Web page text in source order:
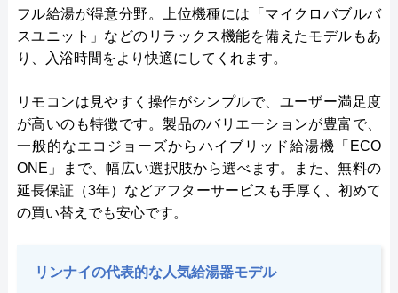
フル給湯が得意分野。上位機種には「マイクロバブルバ
スユニット」などのリラックス機能を備えたモデルもあ
り、入浴時間をより快適にしてくれます。
リモコンは見やすく操作がシンプルで、ユーザー満足度
が高いのも特徴です。製品のバリエーションが豊富で、
一般的なエコジョーズからハイブリッド給湯機「ECO
ONE」まで、幅広い選択肢から選べます。また、無料の
延長保証（3年）などアフターサービスも手厚く、初めて
の買い替えでも安心です。
リンナイの代表的な人気給湯器モデル